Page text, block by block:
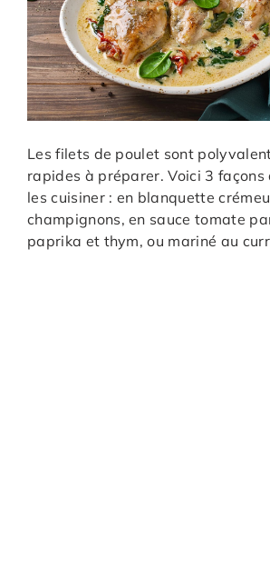
Les filets de poulet sont
rapides à préparer. Voici 3 façons
les cuisiner : en blanquette
champignons, en sauce tomate
paprika et thym, ou mariné au